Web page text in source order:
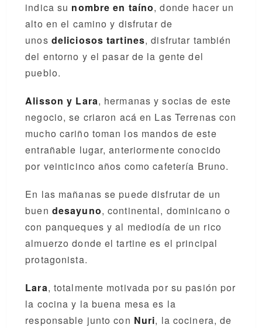
indica su nombre en taíno, donde hacer un
alto en el camino y disfrutar de
unos deliciosos tartines, disfrutar también
del entorno y el pasar de la gente del
pueblo.
Alisson y Lara, hermanas y socias de este
negocio, se criaron acá en Las Terrenas con
mucho cariño toman los mandos de este
entrañable lugar, anteriormente conocido
por veinticinco años como cafetería Bruno.
En las mañanas se puede disfrutar de un
buen desayuno, continental, dominicano o
con panqueques y al mediodía de un rico
almuerzo donde el tartine es el principal
protagonista.
Lara, totalmente motivada por su pasión por
la cocina y la buena mesa es la
responsable junto con Nuri, la cocinera, de